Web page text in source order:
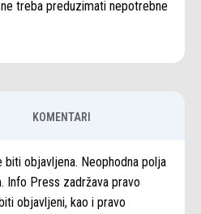
treba preduzimati nepotrebne
KOMENTARI
objavljena. Neophodna polja
Info Press zadržava pravo
objavljeni, kao i pravo